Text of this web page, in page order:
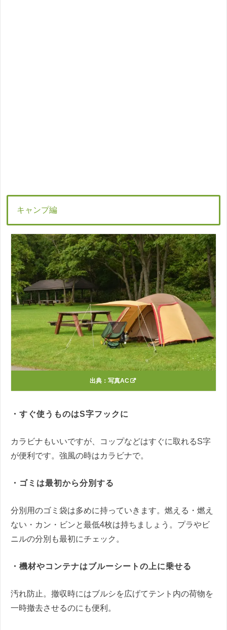
キャンプ編
出典： 写真AC
・すぐ使うものはS字フックに
カラビナもいいですが、コップなどはすぐに取れるS字
が便利です。強風の時はカラビナで。
・ゴミは最初から分別する
分別用のゴミ袋は多めに持っていきます。燃える・燃え
ない・カン・ビンと最低4枚は持ちましょう。プラやビ
ニルの分別も最初にチェック。
・機材やコンテナはブルーシートの上に乗せる
汚れ防止。撤収時にはブルシを広げてテント内の荷物を
一時撤去させるのにも便利。